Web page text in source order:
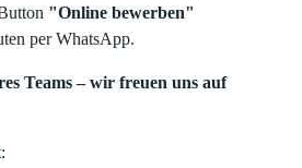
"Online bewerben"
per WhatsApp.
Teams – wir freuen uns auf